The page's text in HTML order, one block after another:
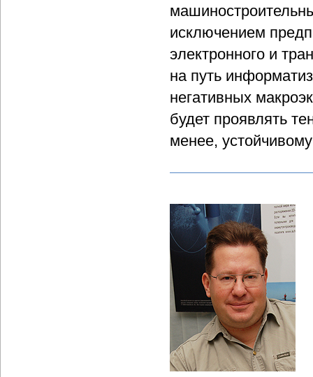
исключением
электронного и
на путь
негативных
будет проявлять
менее,